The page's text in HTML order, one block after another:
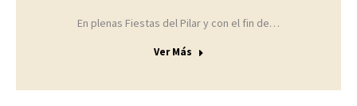
En plenas Fiestas del Pilar y con el fin de…
Ver Más